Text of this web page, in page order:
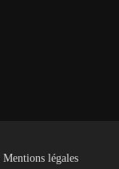
Mentions légales